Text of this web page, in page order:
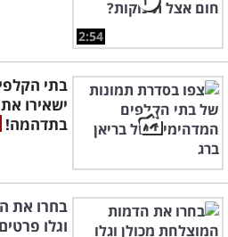
2:54
בתי
ישאירו
בתדהמה!
בחרו את
וגלו